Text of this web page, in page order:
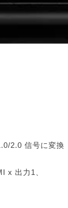
2.0 信号に変換
x 出力1、